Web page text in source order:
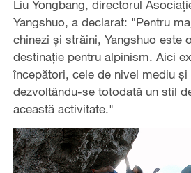
Liu Yongbang, directorul
Yangshuo, a declarat: "Pentru
chinezi și străini, Yangshuo este
destinație pentru alpinism. Aici
începători, cele de nivel mediu și
dezvoltându-se totodată un stil
această activitate."